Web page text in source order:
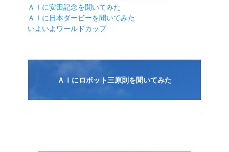
ー
シ
ョ
ＡＩに安田記念を聞いてみた
ＡＩに日本ダービーを聞いてみた
いよいよワールドカップ
ＡＩにロボット三原則を聞いてみた